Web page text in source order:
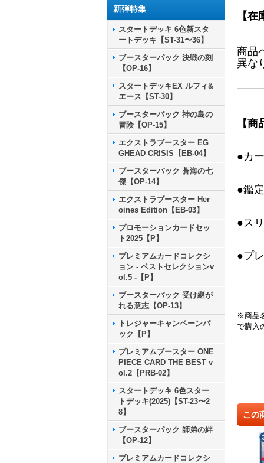
新弾特集
スタートデッキ 6色新スタ
ートデッキ【ST-31〜36】
ブースターパック 決戦の刻
【OP-16】
スタートデッキEX ルフィ&
エース【ST-30】
ブースターパック 神の島の
冒険【OP-15】
エクストラブースター EG
GHEAD CRISIS【EB-04】
ブースターパック 蒼海の七
傑【OP-14】
エクストラブースター Her
oines Edition【EB-03】
プロモーションカードセッ
ト2025【P】
プレミアムカードコレクシ
ョン - ベストセレクションv
ol.5 -【P】
ブースターパック 受け継が
れる意志【OP-13】
トレジャーキャンペーンパ
ック【P】
プレミアムブースター ONE
PIECE CARD THE BEST v
ol.2【PRB-02】
スタートデッキ 6色スター
トデッキ(2025)【ST-23〜2
8】
ブースターパック 師弟の絆
【OP-12】
プレミアムカードコレクシ
【
商品
異な
【
●カ
●鑑
●ス
●プ
※商品
で購入
この